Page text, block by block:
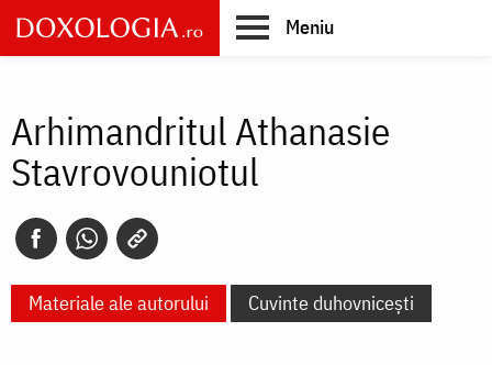
Skip
to
main
Meniu
Arhimandritul Athanasie
Stavrovouniotul
Materiale ale autorului Cuvinte duhovnicești